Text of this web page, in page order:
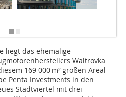
liegt das ehemalige
Waltrovka
169 000 m² großen Areal
Penta Investments in den
Stadtviertel mit drei